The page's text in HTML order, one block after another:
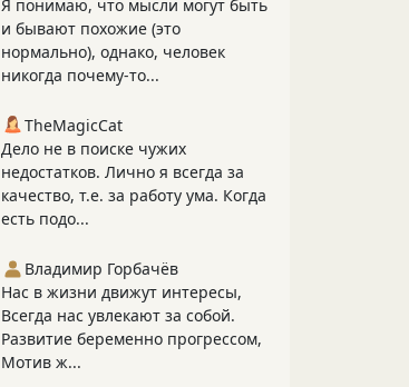
Я понимаю, что мысли могут быть
и бывают похожие (это
нормально), однако, человек
никогда почему-то...
TheMagicCat
Дело не в поиске чужих
недостатков. Лично я всегда за
качество, т.е. за работу ума. Когда
есть подо...
Владимир Горбачёв
Нас в жизни движут интересы,
Всегда нас увлекают за собой.
Развитие беременно прогрессом,
Мотив ж...